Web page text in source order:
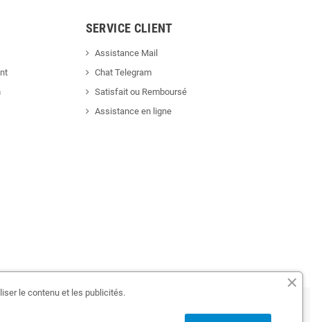
SERVICE CLIENT
Assistance Mail
Chat Telegram
Satisfait ou Remboursé
Assistance en ligne
le contenu et les publicités.